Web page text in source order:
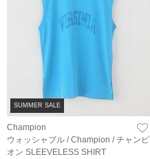
SUMMER SALE
Champion
ウォッシャブル / Champion / チャンピ
オン SLEEVELESS SHIRT